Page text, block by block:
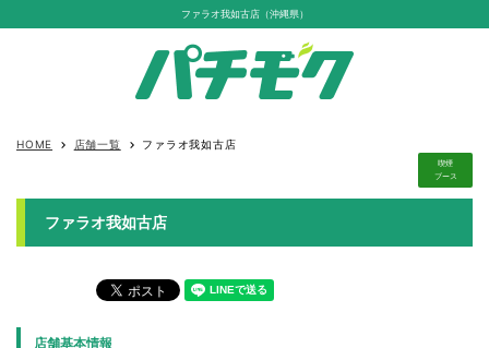
ファラオ我如古店（沖縄県）
HOME keyboard_arrow_right 店舗一覧 keyboard_arrow_right ファラオ我如古店
喫煙
ブース
ファラオ我如古店
店舗基本情報